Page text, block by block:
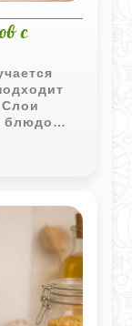
с
блюдо